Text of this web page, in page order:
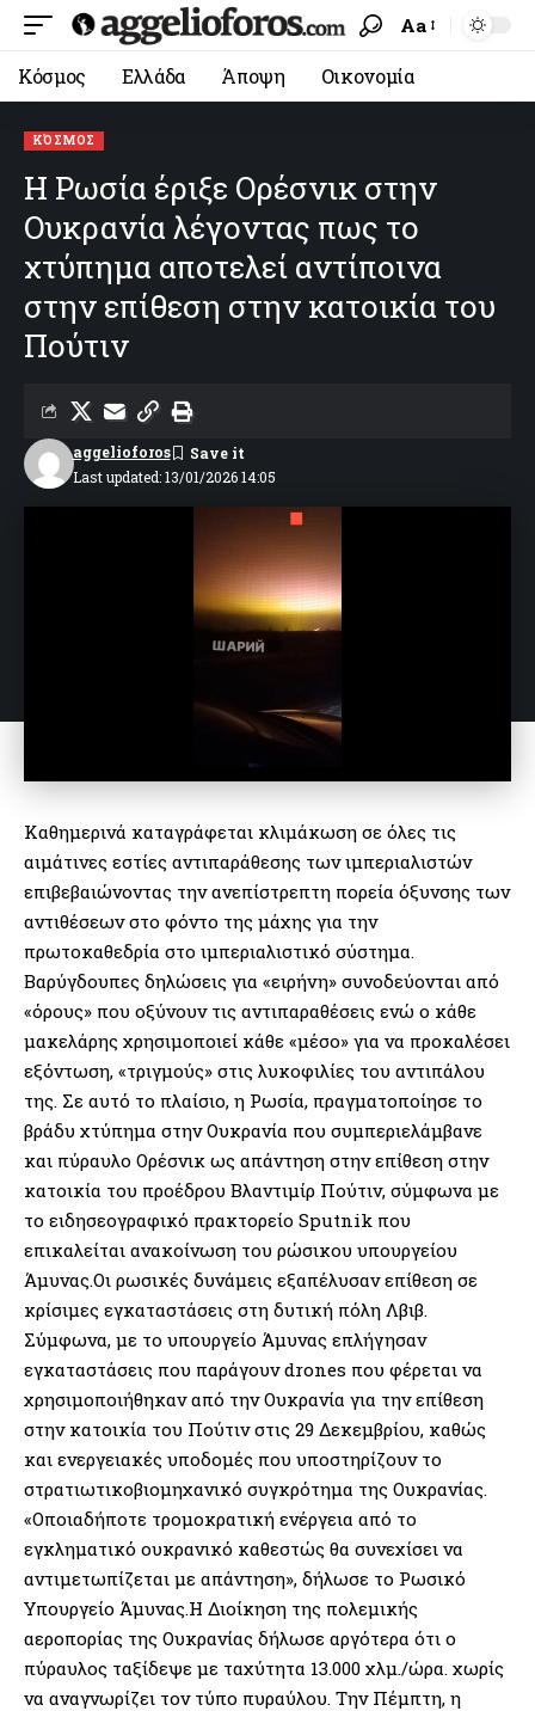
Aa
Κόσμος Ελλάδα Άποψη Οικονομία
ΚΌΣΜΟΣ
Η Ρωσία έριξε Ορέσνικ στην
Ουκρανία λέγοντας πως το
χτύπημα αποτελεί αντίποινα
στην επίθεση στην κατοικία του
Πούτιν
Last updated: 13/01/2026 14:05
aggelioforos
Καθημερινά καταγράφεται κλιμάκωση σε όλες τις
αιμάτινες εστίες αντιπαράθεσης των ιμπεριαλιστών
επιβεβαιώνοντας την ανεπίστρεπτη πορεία όξυνσης των
αντιθέσεων στο φόντο της μάχης για την
πρωτοκαθεδρία στο ιμπεριαλιστικό σύστημα.
Βαρύγδουπες δηλώσεις για «ειρήνη» συνοδεύονται από
«όρους» που οξύνουν τις αντιπαραθέσεις ενώ ο κάθε
μακελάρης χρησιμοποιεί κάθε «μέσο» για να προκαλέσει
εξόντωση, «τριγμούς» στις λυκοφιλίες του αντιπάλου
της. Σε αυτό το πλαίσιο, η Ρωσία, πραγματοποίησε το
βράδυ χτύπημα στην Ουκρανία που συμπεριελάμβανε
και πύραυλο Ορέσνικ ως απάντηση στην επίθεση στην
κατοικία του προέδρου Βλαντιμίρ Πούτιν, σύμφωνα με
το ειδησεογραφικό πρακτορείο Sputnik που
επικαλείται ανακοίνωση του ρώσικου υπουργείου
Άμυνας.Οι ρωσικές δυνάμεις εξαπέλυσαν επίθεση σε
κρίσιμες εγκαταστάσεις στη δυτική πόλη Λβιβ.
Σύμφωνα, με το υπουργείο Άμυνας επλήγησαν
εγκαταστάσεις που παράγουν drones που φέρεται να
χρησιμοποιήθηκαν από την Ουκρανία για την επίθεση
στην κατοικία του Πούτιν στις 29 Δεκεμβρίου, καθώς
και ενεργειακές υποδομές που υποστηρίζουν το
στρατιωτικοβιομηχανικό συγκρότημα της Ουκρανίας.
«Οποιαδήποτε τρομοκρατική ενέργεια από το
εγκληματικό ουκρανικό καθεστώς θα συνεχίσει να
αντιμετωπίζεται με απάντηση», δήλωσε το Ρωσικό
Υπουργείο Άμυνας.Η Διοίκηση της πολεμικής
αεροπορίας της Ουκρανίας δήλωσε αργότερα ότι ο
πύραυλος ταξίδεψε με ταχύτητα 13.000 χλμ./ώρα. χωρίς
να αναγνωρίζει τον τύπο πυραύλου. Την Πέμπτη, η